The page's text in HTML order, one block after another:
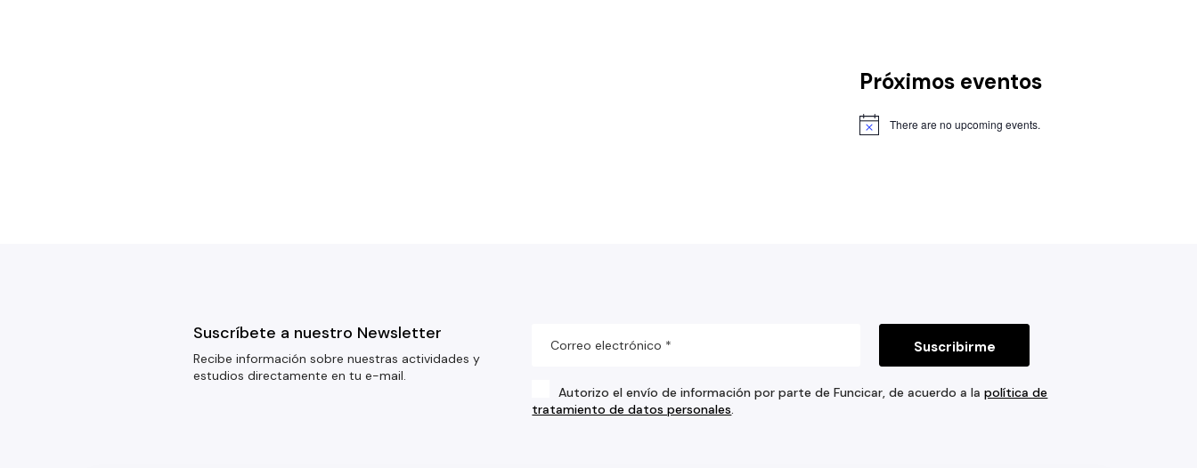
Próximos eventos
There are no upcoming events.
Suscríbete a nuestro Newsletter
Recibe información sobre nuestras actividades y
estudios directamente en tu e-mail.
Autorizo el envío de información por parte de Funcicar, de acuerdo a lapolítica de
tratamiento de datos personales.